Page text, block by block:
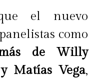
el nuevo
como
de Willy
Matías Vega,